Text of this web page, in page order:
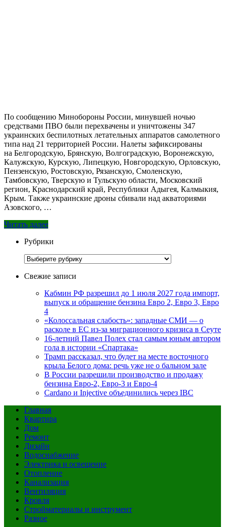
По сообщению Минобороны России, минувшей ночью
средствами ПВО были перехвачены и уничтожены 347
украинских беспилотных летательных аппаратов самолетного
типа над 21 территорией России. Налеты зафиксированы
на Белгородскую, Брянскую, Волгоградскую, Воронежскую,
Калужскую, Курскую, Липецкую, Новгородскую, Орловскую,
Пензенскую, Ростовскую, Рязанскую, Смоленскую,
Тамбовскую, Тверскую и Тульскую области, Московский
регион, Краснодарский край, Республики Адыгея, Калмыкия,
Крым. Также украинские дроны сбивали над акваториями
Азовского, …
Читать далее
Рубрики
Рубрики
Свежие записи
Кабмин РФ разрешил до 1 июля 2027 года импорт,
выпуск и обращение бензина Евро 2, Евро 3, Евро
4
«Колоссальная слабость»: западные СМИ — о
расколе в ЕС из-за миграционного кризиса в Сеуте
16-летний Павел Полех стал самым юным автором
гола в истории «Спартака»
Трамп рассказал, что будет на месте восточного
крыла Белого дома: речь уже не о бальном зале
В России разрешили производство и продажу
бензина Евро-2, Евро-3 и Евро-4
Cardano и Injective объединились через IBC
Главная
Квартира
Дом
Ремонт
Дизайн
Водоснабжение
Электрика и освещение
Отопление
Канализация
Вентиляция
Кровля
Стройматериалы и инструмент
Разное